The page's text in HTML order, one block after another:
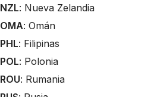
NZL: Nueva Zelandia
OMA: Omán
PHL: Filipinas
POL: Polonia
ROU: Rumania